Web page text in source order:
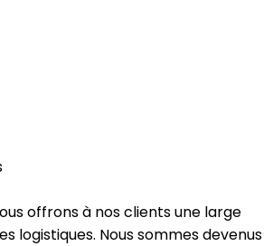
offrons à nos clients une large
logistiques. Nous sommes devenus